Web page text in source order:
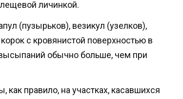
личинкой.
(пузырьков), везикул (узелков),
с кровянистой поверхностью в
обычно больше, чем при
правило, на участках, касавшихся